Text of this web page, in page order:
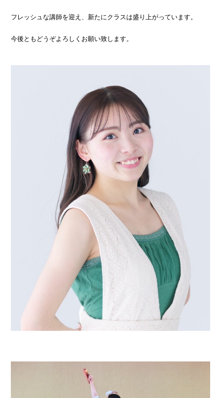
フレッシュな講師を迎え、新たにクラスは盛り上がっています。
今後ともどうぞよろしくお願い致します。